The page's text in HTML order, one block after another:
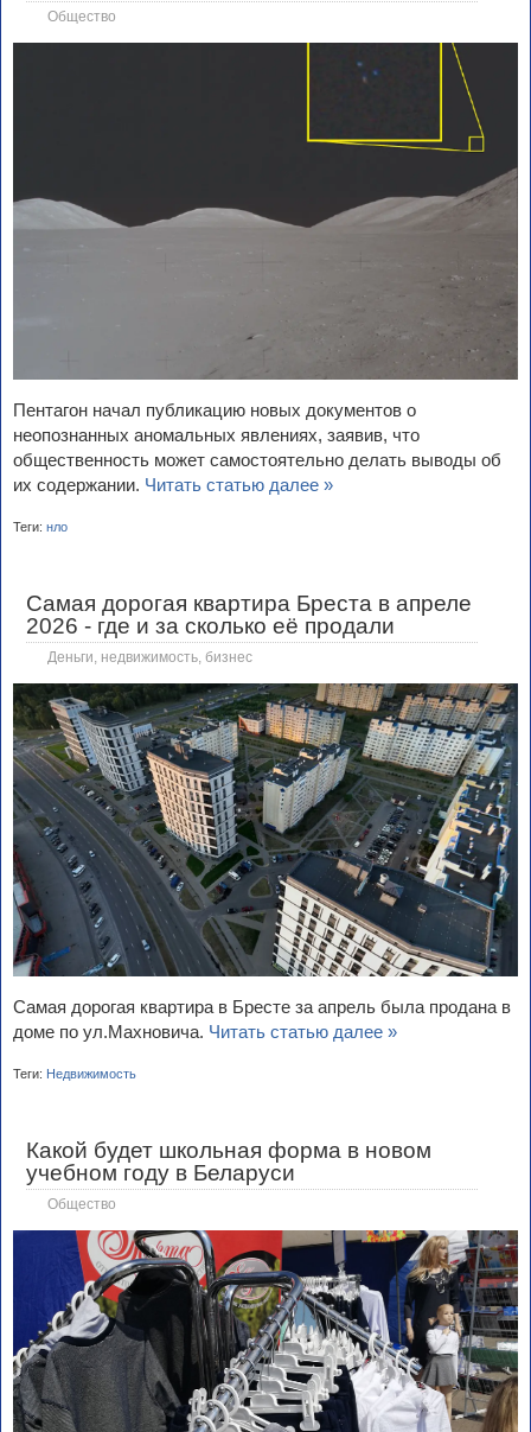
Общество
Пентагон начал публикацию новых документов о
неопознанных аномальных явлениях, заявив, что
общественность может самостоятельно делать выводы об
их содержании. Читать статью далее »
Теги: нло
Самая дорогая квартира Бреста в апреле
2026 - где и за сколько её продали
Деньги, недвижимость, бизнес
Самая дорогая квартира в Бресте за апрель была продана в
доме по ул.Махновича. Читать статью далее »
Теги: Недвижимость
Какой будет школьная форма в новом
учебном году в Беларуси
Общество